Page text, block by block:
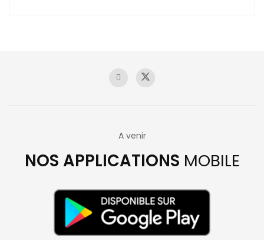
A venir
NOS APPLICATIONS MOBILE